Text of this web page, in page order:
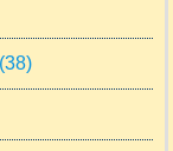
(38)